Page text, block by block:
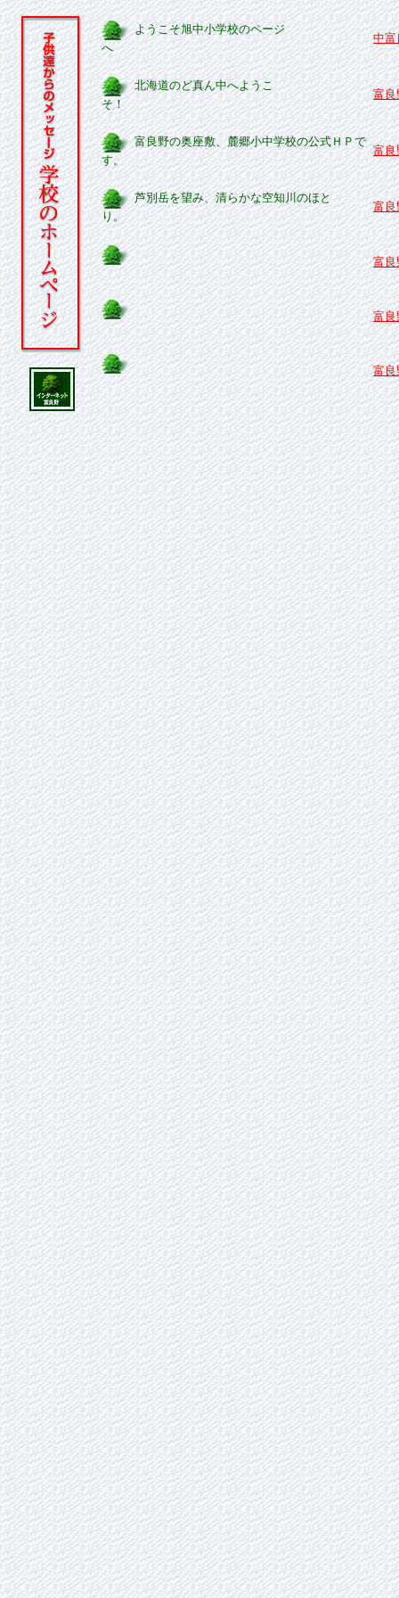
ようこそ旭中小学校のページ
へ
中富
北海道のど真ん中へようこ
そ！
富良
富良野の奥座敷、麓郷小中学校の公式ＨＰで
す。
富良
芦別岳を望み、清らかな空知川のほと
り。
富良
富良
富良
富良